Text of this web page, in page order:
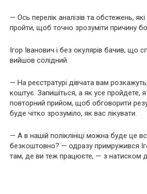
— Ось перелік аналізів та обстежень,
пройти, щоб точно зрозуміти причину
Ігор Іванович і без окулярів бачив, що
вийшов солідний.
— На реєстратурі дівчата вам
коштує. Запишіться, а як усе пройдете,
повторний прийом, щоб обговорити
буде чітко зрозуміло, як вас лікувати.
— А в нашій поліклініці можна буде це
безкоштовно? — одразу примружився
там, де ви теж працюєте, — з натиском